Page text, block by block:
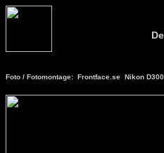
Foto / Fotomontage: Frontface.se Nikon D300